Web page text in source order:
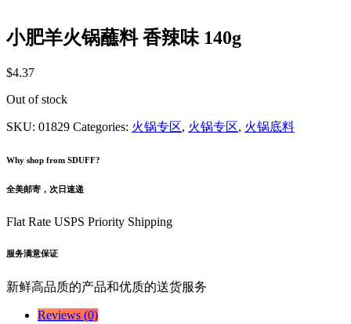
小肥羊火锅蘸料 香辣味 140g
$4.37
Out of stock
SKU: 01829 Categories: 火锅专区, 火锅专区, 火锅底料
Why shop from SDUFF?
全美邮寄，次日速递
Flat Rate USPS Priority Shipping
服务满意保证
新鲜高品质的产品和优质的送货服务
Reviews (0)